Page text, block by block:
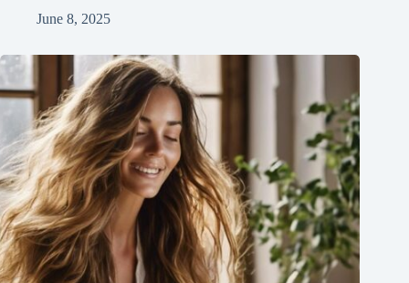
June 8, 2025